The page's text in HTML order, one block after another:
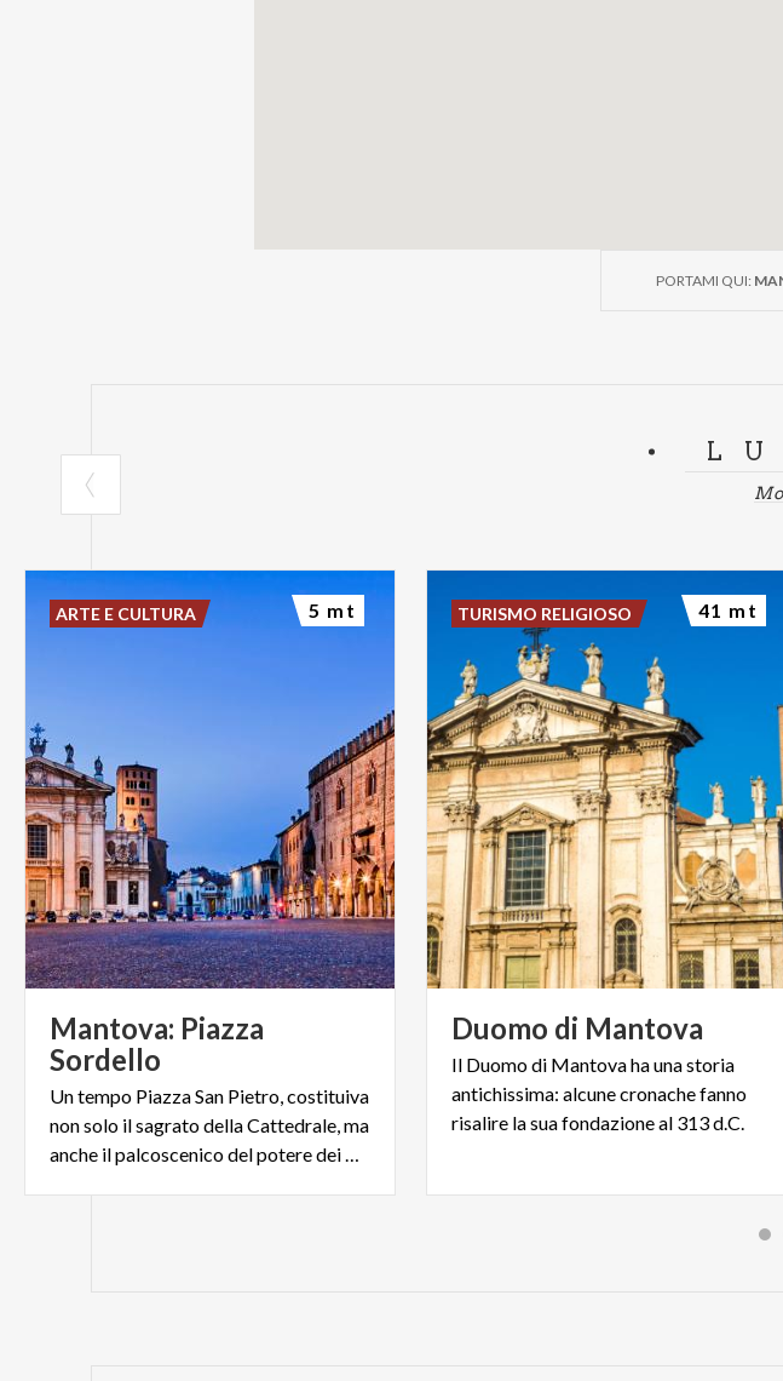
PORTAMI QUI:
Mantova: Piazza
Sordello
Un tempo Piazza San Pietro, costituiva
non solo il sagrato della Cattedrale, ma
anche il palcoscenico del potere dei Gonzaga.
ARTE E CULTURA 5 mt
Duomo di Mantova
Il Duomo di Mantova ha una storia
antichissima: alcune cronache fanno
risalire la sua fondazione al 313 d.C.
TURISMO RELIGIOSO 41 mt